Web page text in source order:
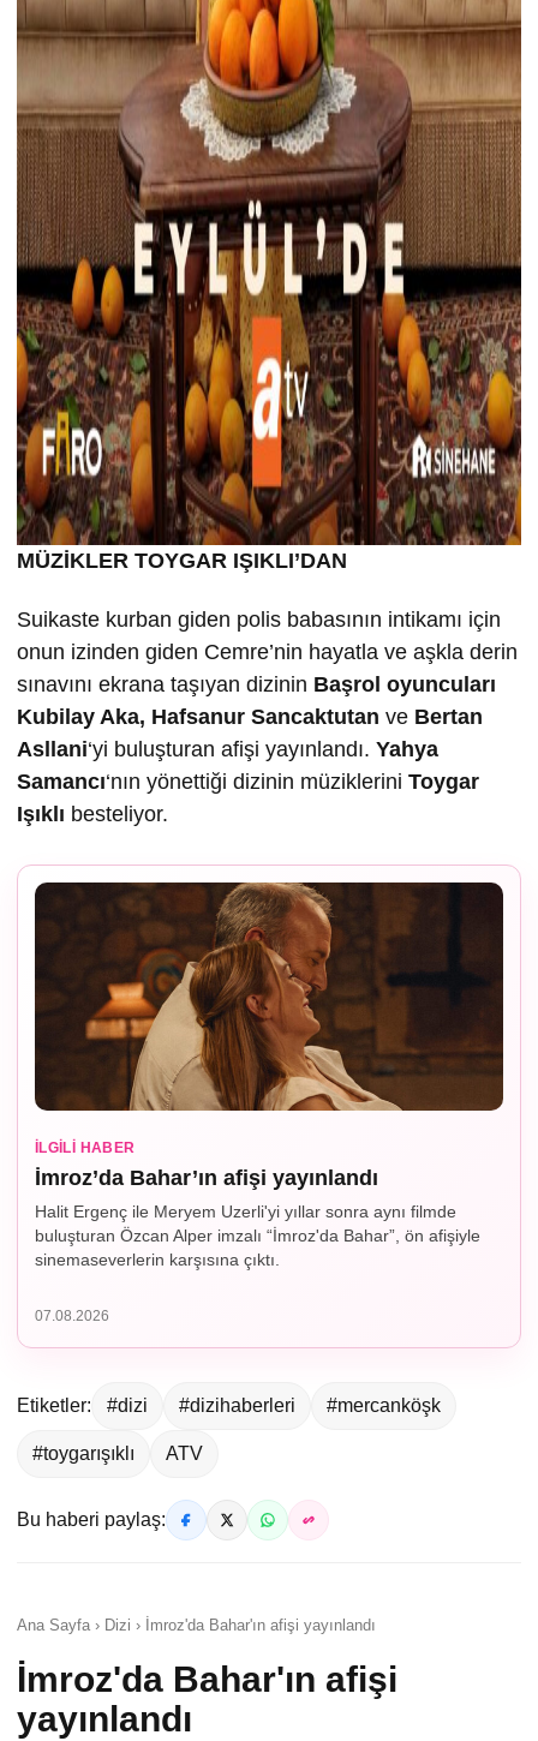
MÜZİKLER TOYGAR IŞIKLI’DAN
Suikaste kurban giden polis babasının intikamı için
onun izinden giden Cemre’nin hayatla ve aşkla derin
sınavını ekrana taşıyan dizinin Başrol oyuncuları
Kubilay Aka, Hafsanur Sancaktutan ve Bertan
Asllani‘yi buluşturan afişi yayınlandı. Yahya
Samancı‘nın yönettiği dizinin müziklerini Toygar
Işıklı besteliyor.
İLGILI HABER
İmroz’da Bahar’ın afişi yayınlandı
Halit Ergenç ile Meryem Uzerli'yi yıllar sonra aynı filmde
buluşturan Özcan Alper imzalı “İmroz'da Bahar”, ön afişiyle
sinemaseverlerin karşısına çıktı.
07.08.2026
Etiketler: #dizi #dizihaberleri #mercanköşk
#toygarışıklı ATV
Bu haberi paylaş:
Ana Sayfa › Dizi › İmroz'da Bahar'ın afişi yayınlandı
İmroz'da Bahar'ın afişi
yayınlandı